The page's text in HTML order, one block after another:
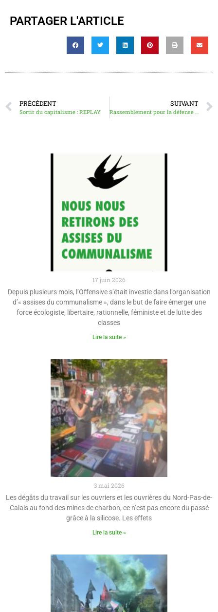
PARTAGER L'ARTICLE
PRÉCÉDENT
Sortir du capitalisme : REPLAY
SUIVANT
Rassemblement pour la défense du droit à l’avortement
17 juin 2026
Depuis plusieurs mois, l’Offensive s’était investie dans l’organisation
d’« assises du communalisme », dans le but de faire émerger une
force écologiste, libertaire, rationnelle, féministe et de lutte des
classes
Lire la suite »
3 mai 2026
Les dégâts du travail sur les ouvriers et les ouvrières du Nord-Pas-de-
Calais au fond des mines de charbon, ce n’est pas encore du passé
grâce à la silicose. Les effets
Lire la suite »